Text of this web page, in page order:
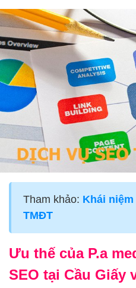
Tham khảo: Khái
TMĐT
Ưu thế của P.a
SEO tại Cầu Giấy